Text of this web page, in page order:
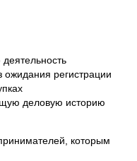
ожидания регистрации
деловую историю
которым